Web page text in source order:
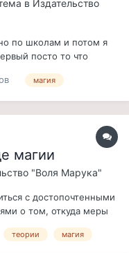
в Издательство
по школам и потом я
посто то что
мной. их тоже можно
магия
магии
"Воля Марука"
с достопочтенными
о том, откуда меры
имеет свойство
теории магия